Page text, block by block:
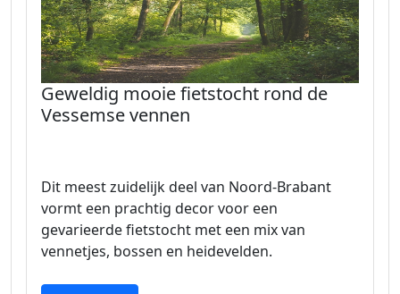
Geweldig mooie fietstocht rond de
Vessemse vennen
Dit meest zuidelijk deel van Noord-Brabant
vormt een prachtig decor voor een
gevarieerde fietstocht met een mix van
vennetjes, bossen en heidevelden.